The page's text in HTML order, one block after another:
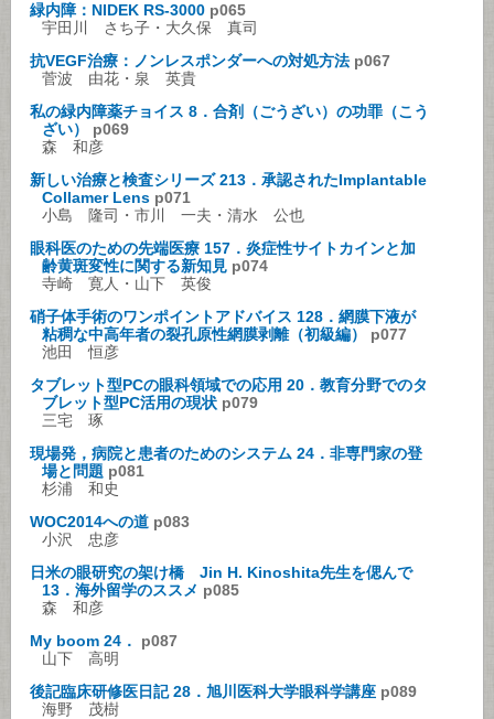
緑内障：NIDEK RS-3000 p065
宇田川 さち子・大久保 真司
抗VEGF治療：ノンレスポンダーへの対処方法 p067
菅波 由花・泉 英貴
私の緑内障薬チョイス 8．合剤（ごうざい）の功罪（こう
ざい）
p069
森 和彦
新しい治療と検査シリーズ 213．承認されたImplantable
Collamer Lens p071
小島 隆司・市川 一夫・清水 公也
眼科医のための先端医療 157．炎症性サイトカインと加
齢黄斑変性に関する新知見 p074
寺崎 寛人・山下 英俊
硝子体手術のワンポイントアドバイス 128．網膜下液が
粘稠な中高年者の裂孔原性網膜剥離（初級編）
p077
池田 恒彦
タブレット型PCの眼科領域での応用 20．教育分野でのタ
ブレット型PC活用の現状 p079
三宅 琢
現場発，病院と患者のためのシステム 24．非専門家の登
場と問題 p081
杉浦 和史
WOC2014への道 p083
小沢 忠彦
日米の眼研究の架け橋 Jin H. Kinoshita先生を偲んで
13．海外留学のススメ p085
森 和彦
My boom 24．
p087
山下 高明
後記臨床研修医日記 28．旭川医科大学眼科学講座 p089
海野 茂樹